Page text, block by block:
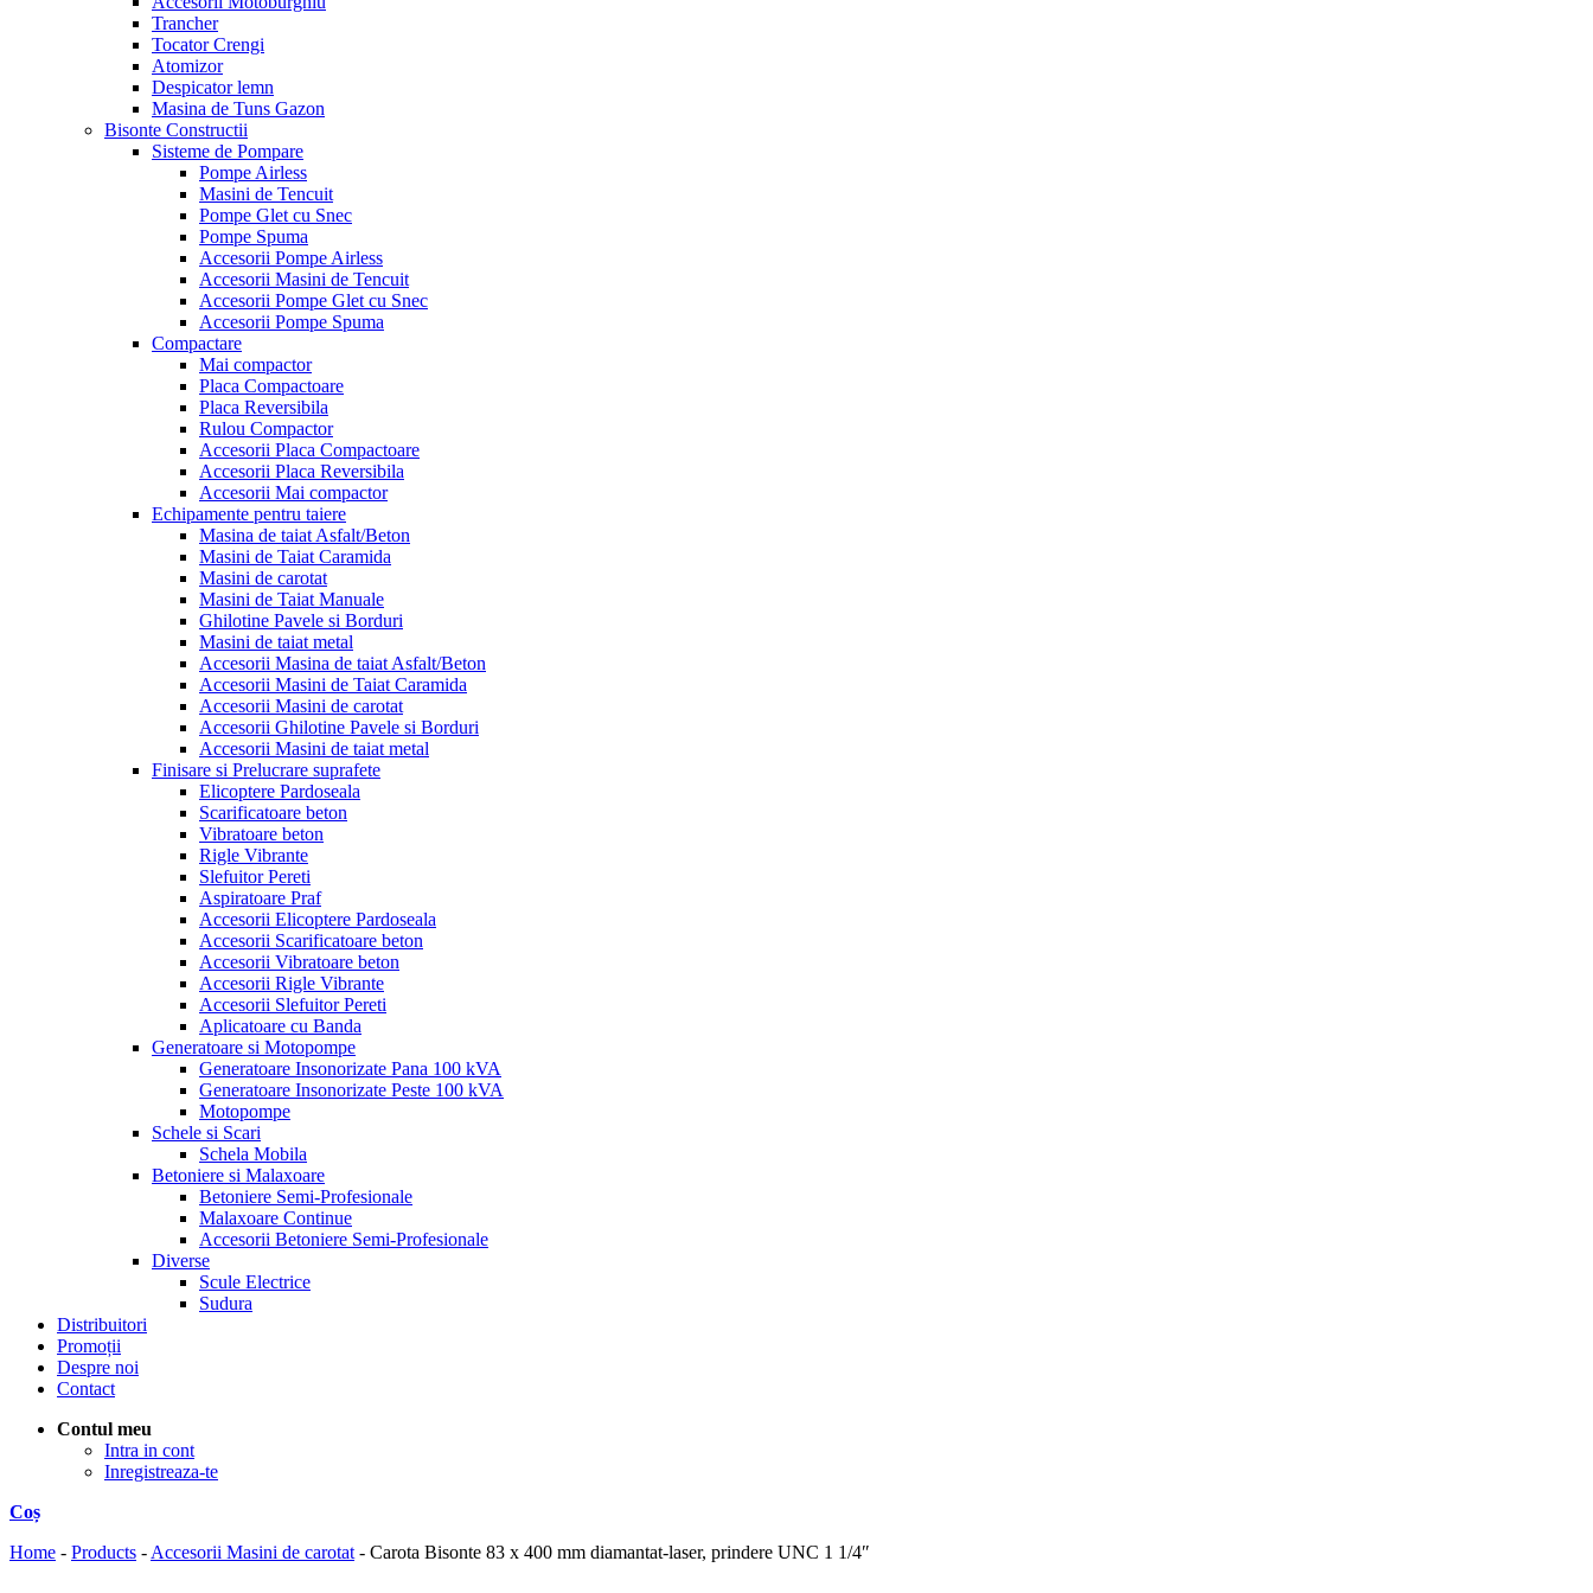
Trancher
Tocator Crengi
Atomizor
Despicator lemn
Masina de Tuns Gazon
Bisonte Constructii
Sisteme de Pompare
Pompe Airless
Masini de Tencuit
Pompe Glet cu Snec
Pompe Spuma
Accesorii Pompe Airless
Accesorii Masini de Tencuit
Accesorii Pompe Glet cu Snec
Accesorii Pompe Spuma
Compactare
Mai compactor
Placa Compactoare
Placa Reversibila
Rulou Compactor
Accesorii Placa Compactoare
Accesorii Placa Reversibila
Accesorii Mai compactor
Echipamente pentru taiere
Masina de taiat Asfalt/Beton
Masini de Taiat Caramida
Masini de carotat
Masini de Taiat Manuale
Ghilotine Pavele si Borduri
Masini de taiat metal
Accesorii Masina de taiat Asfalt/Beton
Accesorii Masini de Taiat Caramida
Accesorii Masini de carotat
Accesorii Ghilotine Pavele si Borduri
Accesorii Masini de taiat metal
Finisare si Prelucrare suprafete
Elicoptere Pardoseala
Scarificatoare beton
Vibratoare beton
Rigle Vibrante
Slefuitor Pereti
Aspiratoare Praf
Accesorii Elicoptere Pardoseala
Accesorii Scarificatoare beton
Accesorii Vibratoare beton
Accesorii Rigle Vibrante
Accesorii Slefuitor Pereti
Aplicatoare cu Banda
Generatoare si Motopompe
Generatoare Insonorizate Pana 100 kVA
Generatoare Insonorizate Peste 100 kVA
Motopompe
Schele si Scari
Schela Mobila
Betoniere si Malaxoare
Betoniere Semi-Profesionale
Malaxoare Continue
Accesorii Betoniere Semi-Profesionale
Diverse
Scule Electrice
Sudura
Distribuitori
Promoții
Despre noi
Contact
Contul meu
Intra in cont
Inregistreaza-te
Coș
Home - Products - Accesorii Masini de carotat - Carota Bisonte 83 x 400 mm diamantat-laser, prindere UNC 1 1/4″